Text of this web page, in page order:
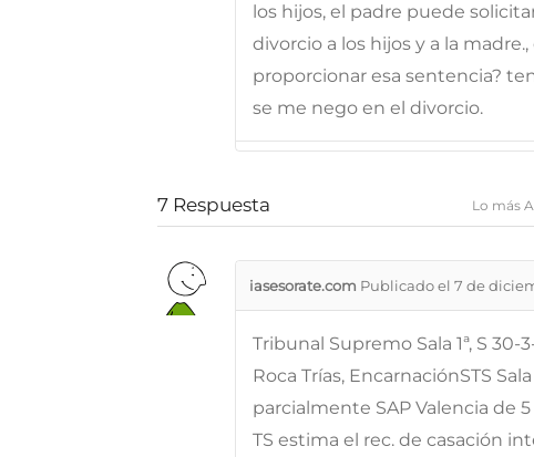
los hijos, el padre puede
divorcio a los hijos y a la
proporcionar esa sentencia?
se me nego en el divorcio.
7 Respuesta Lo más
iasesorate.com Publicado el 7 de
Tribunal Supremo Sala 1ª, S 30-
Roca Trías, EncarnaciónSTS
parcialmente SAP Valencia de
TS estima el rec. de casación